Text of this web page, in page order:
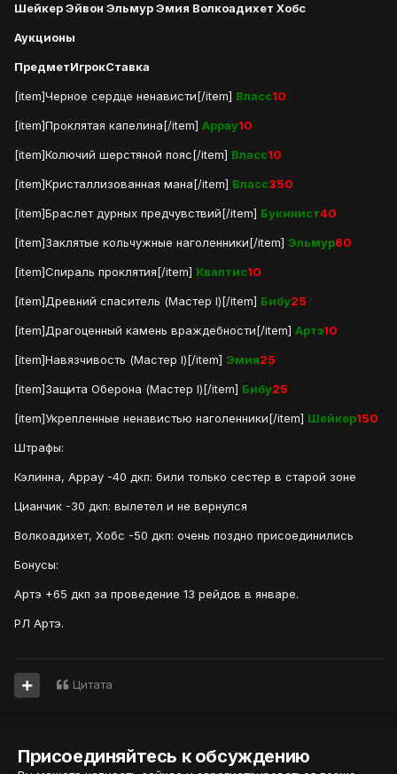
Шейкер Эйвон Эльмур Эмия Волкоадихет Хобс
Аукционы
ПредметИгрокСтавка
[item]Черное сердце ненависти[/item] Власс10
[item]Проклятая капелина[/item] Аррау10
[item]Колючий шерстяной пояс[/item] Власс10
[item]Кристаллизованная мана[/item] Власс350
[item]Браслет дурных предчувствий[/item] Букинист40
[item]Заклятые кольчужные наголенники[/item] Эльмур60
[item]Спираль проклятия[/item] Квалтис10
[item]Древний спаситель (Мастер I)[/item] Бибу25
[item]Драгоценный камень враждебности[/item] Артэ10
[item]Навязчивость (Мастер I)[/item] Эмия25
[item]Защита Оберона (Мастер I)[/item] Бибу25
[item]Укрепленные ненавистью наголенники[/item] Шейкер150
Штрафы:
Кэлинна, Аррау -40 дкп: били только сестер в старой зоне
Цианчик -30 дкп: вылетел и не вернулся
Волкоадихет, Хобс -50 дкп: очень поздно присоединились
Бонусы:
Артэ +65 дкп за проведение 13 рейдов в январе.
РЛ Артэ.
Цитата
Присоединяйтесь к обсуждению